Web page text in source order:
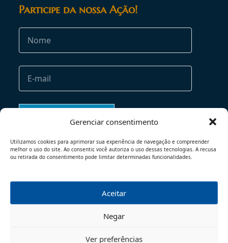
Gerenciar consentimento
Utilizamos cookies para aprimorar sua experiência de navegação e compreender
melhor o uso do site. Ao consentir, você autoriza o uso dessas tecnologias. A recusa
ou retirada do consentimento pode limitar determinadas funcionalidades.
Aceitar
Negar
Ver preferências
Participe da nossa Ação!
POLÍTICA DE PRIVACIDADE
© 2026 - TODOS OS DIREITOS RESERVADOS